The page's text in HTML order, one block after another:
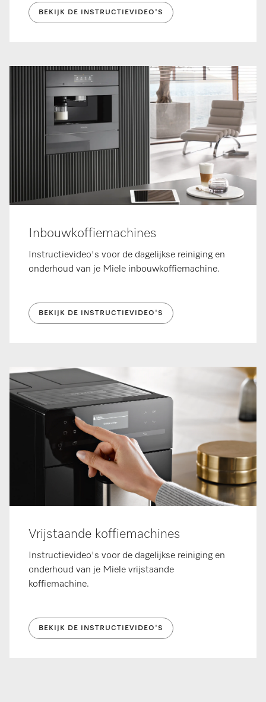
BEKIJK DE INSTRUCTIEVIDEO'S
Inbouwkoffiemachines
Instructievideo's voor de dagelijkse reiniging en
onderhoud van je Miele inbouwkoffiemachine.
BEKIJK DE INSTRUCTIEVIDEO'S
Vrijstaande koffiemachines
Instructievideo's voor de dagelijkse reiniging en
onderhoud van je Miele vrijstaande
koffiemachine.
BEKIJK DE INSTRUCTIEVIDEO'S